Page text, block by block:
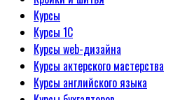
Курсы
Курсы 1С
Курсы web-дизайна
Курсы актерского мастерства
Курсы английского языка